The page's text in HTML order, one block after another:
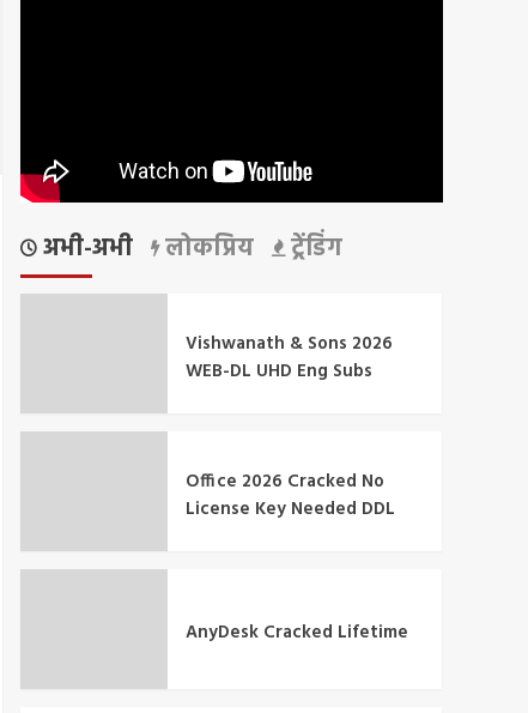
अभी-अभी लोकप्रिय ट्रेंडिंग
Vishwanath & Sons 2026
WEB-DL UHD Eng Subs
Office 2026 Cracked No
License Key Needed DDL
AnyDesk Cracked Lifetime